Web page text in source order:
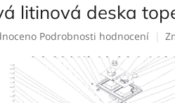
litinová deska
Podrobnosti hodnocení